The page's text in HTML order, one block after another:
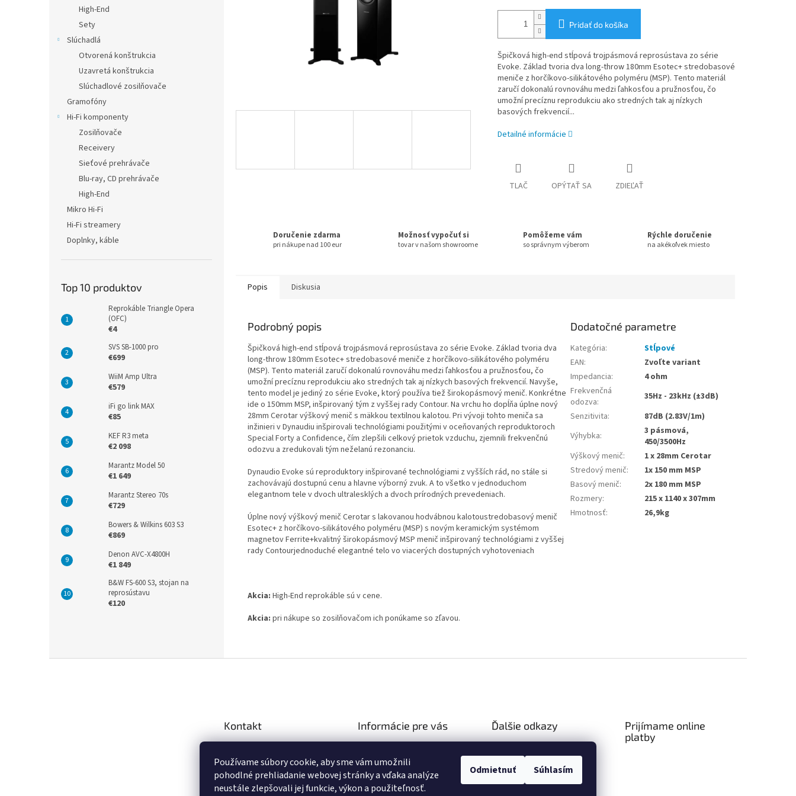
Používame súbory cookie, aby sme vám umožnili
pohodlné prehliadanie webovej stránky a vďaka analýze
neustále zlepšovali jej funkcie, výkon a použiteľnosť.
Odmietnuť Súhlasím
High-End
Sety
Slúchadlá
Otvorená konštrukcia
Uzavretá konštrukcia
Slúchadlové zosilňovače
Gramofóny
Hi-Fi komponenty
Zosilňovače
Receivery
Sieťové prehrávače
Blu-ray, CD prehrávače
High-End
Mikro Hi-Fi
Hi-Fi streamery
Doplnky, káble
Top 10 produktov
Reprokáble Triangle Opera
(OFC)
€4
SVS SB-1000 pro
€699
WiiM Amp Ultra
€579
iFi go link MAX
€85
KEF R3 meta
€2 098
Marantz Model 50
€1 649
Marantz Stereo 70s
€729
Bowers & Wilkins 603 S3
€869
Denon AVC-X4800H
€1 849
B&W FS-600 S3, stojan na
reprosústavu
€120
Pridať do košíka
Špičková high-end stĺpová trojpásmová reprosústava zo série
Evoke. Základ tvoria dva long-throw 180mm Esotec+ stredobasové
meniče z horčíkovo-silikátového polyméru (MSP). Tento materiál
zaručí dokonalú rovnováhu medzi ľahkosťou a pružnosťou, čo
umožní precíznu reprodukciu ako stredných tak aj nízkych
basových frekvencií...
Detailné informácie
TLAČ OPÝTAŤ SA ZDIEĽAŤ
Doručenie zdarma
pri nákupe nad 100 eur
Možnosť vypočuť si
tovar v našom showroome
Pomôžeme vám
so správnym výberom
Rýchle doručenie
na akékoľvek miesto
Popis Diskusia
Podrobný popis
Špičková high-end stĺpová trojpásmová reprosústava zo série Evoke. Základ tvoria dva
long-throw 180mm Esotec+ stredobasové meniče z horčíkovo-silikátového polyméru
(MSP). Tento materiál zaručí dokonalú rovnováhu medzi ľahkosťou a pružnosťou, čo
umožní precíznu reprodukciu ako stredných tak aj nízkych basových frekvencií. Navyše,
tento model je jediný zo série Evoke, ktorý používa tiež širokopásmový menič. Konkrétne
ide o 150mm MSP, inšpirovaný tým z vyššej rady Contour. Na vrchu ho dopĺňa úplne nový
28mm Cerotar výškový menič s mäkkou textilnou kalotou. Pri vývoji tohto meniča sa
inžinieri v Dynaudiu inšpirovali technológiami použitými v oceňovaných reproduktoroch
Special Forty a Confidence, čím zlepšili celkový prietok vzduchu, zjemnili frekvenčnú
odozvu a zredukovali tým neželanú rezonanciu.
Dynaudio Evoke sú reproduktory inšpirované technológiami z vyšších rád, no stále si
zachovávajú dostupnú cenu a hlavne výborný zvuk. A to všetko v jednoduchom
elegantnom tele v dvoch ultralesklých a dvoch prírodných prevedeniach.
Úplne nový výškový menič Cerotar s lakovanou hodvábnou kalotoustredobasový menič
Esotec+ z horčíkovo-silikátového polyméru (MSP) s novým keramickým systémom
magnetov Ferrite+kvalitný širokopásmový MSP menič inšpirovaný technológiami z vyššej
rady Contourjednoduché elegantné telo vo viacerých dostupných vyhotoveniach
Akcia: High-End reprokáble sú v cene.
Akcia: pri nákupe so zosilňovačom ich ponúkame so zľavou.
Dodatočné parametre
Kategória:
Stĺpové
EAN:
Zvoľte variant
Impedancia:
4 ohm
Frekvenčná
odozva:
35Hz - 23kHz (±3dB)
Senzitivita:
87dB (2.83V/1m)
Výhybka:
3 pásmová,
450/3500Hz
Výškový menič:
1 x 28mm Cerotar
Stredový menič:
1x 150 mm MSP
Basový menič:
2x 180 mm MSP
Rozmery:
215 x 1140 x 307mm
Hmotnosť: 26,9kg
Kontakt
+421 903 106 751
https://facebook.com/hifi
Informácie pre vás
Obchodné podmienky
Podmienky ochrany osobných
údajov
Ďalšie odkazy
Doprava a platba
Prijímame online
platby